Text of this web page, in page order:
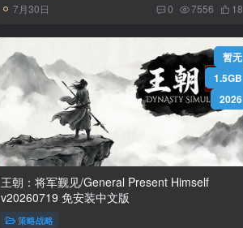
7月30日 0 7556 18
暂无
1.5GB
2026
王朝：将军觐见/General Present Himself
v20260719 免安装中文版
策略战略